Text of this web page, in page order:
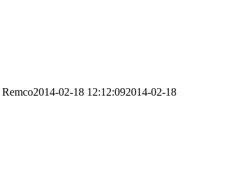
Remco2014-02-18 12:12:092014-02-18